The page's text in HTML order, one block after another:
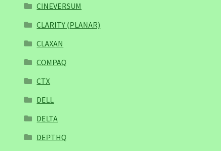
CINEVERSUM
CLARITY (PLANAR)
CLAXAN
COMPAQ
CTX
DELL
DELTA
DEPTHQ